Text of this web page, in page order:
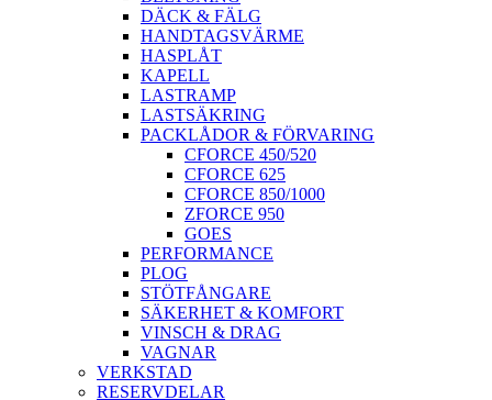
DÄCK & FÄLG
HANDTAGSVÄRME
HASPLÅT
KAPELL
LASTRAMP
LASTSÄKRING
PACKLÅDOR & FÖRVARING
CFORCE 450/520
CFORCE 625
CFORCE 850/1000
ZFORCE 950
GOES
PERFORMANCE
PLOG
STÖTFÅNGARE
SÄKERHET & KOMFORT
VINSCH & DRAG
VAGNAR
VERKSTAD
RESERVDELAR